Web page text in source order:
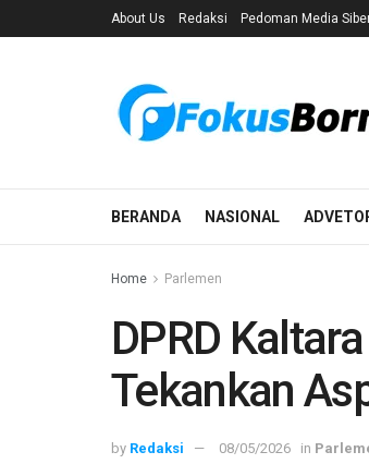
About Us Redaksi Pedoman Media
BERANDA NASIONAL
Home Parlemen
DPRD
Tekankan
by Redaksi 08/05/2026 in